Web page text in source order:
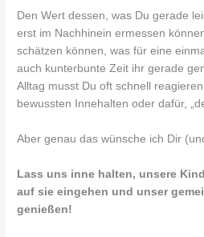
Den Wert dessen, was Du gerade
erst im Nachhinein ermessen
schätzen können, was für eine
auch kunterbunte Zeit ihr gerade
Alltag musst Du oft schnell
bewussten Innehalten oder dafür,
Aber genau das wünsche ich Dir
Lass uns inne halten, unsere
auf sie eingehen und unser
genießen!